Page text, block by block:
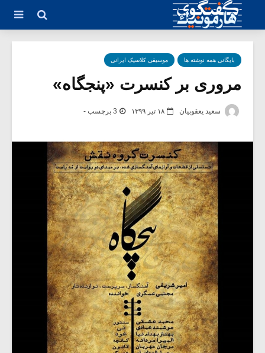
بایگانی همه نوشته ها موسیقی کلاسیک ایرانی
مروری بر کنسرت «پنجگاه»
سعید یعقوبیان ۱۸ تیر ۱۳۹۹ 3 برچسب -